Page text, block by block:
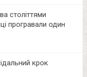
століттями
програвали один
крок